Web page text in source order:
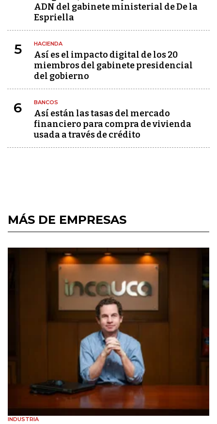
ADN del gabinete ministerial de De la
Espriella
5 HACIENDA
Así es el impacto digital de los 20
miembros del gabinete presidencial
del gobierno
6 BANCOS
Así están las tasas del mercado
financiero para compra de vivienda
usada a través de crédito
MÁS DE EMPRESAS
INDUSTRIA